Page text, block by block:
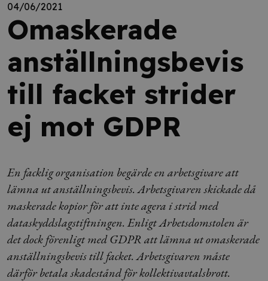
04/06/2021
Omaskerade
anställningsbevis
till facket strider
ej mot GDPR
En facklig organisation begärde en arbetsgivare att
lämna ut anställningsbevis. Arbetsgivaren skickade då
maskerade kopior för att inte agera i strid med
dataskyddslagstiftningen. Enligt Arbetsdomstolen är
det dock förenligt med GDPR att lämna ut omaskerade
anställningsbevis till facket. Arbetsgivaren måste
därför betala skadestånd för kollektivavtalsbrott.